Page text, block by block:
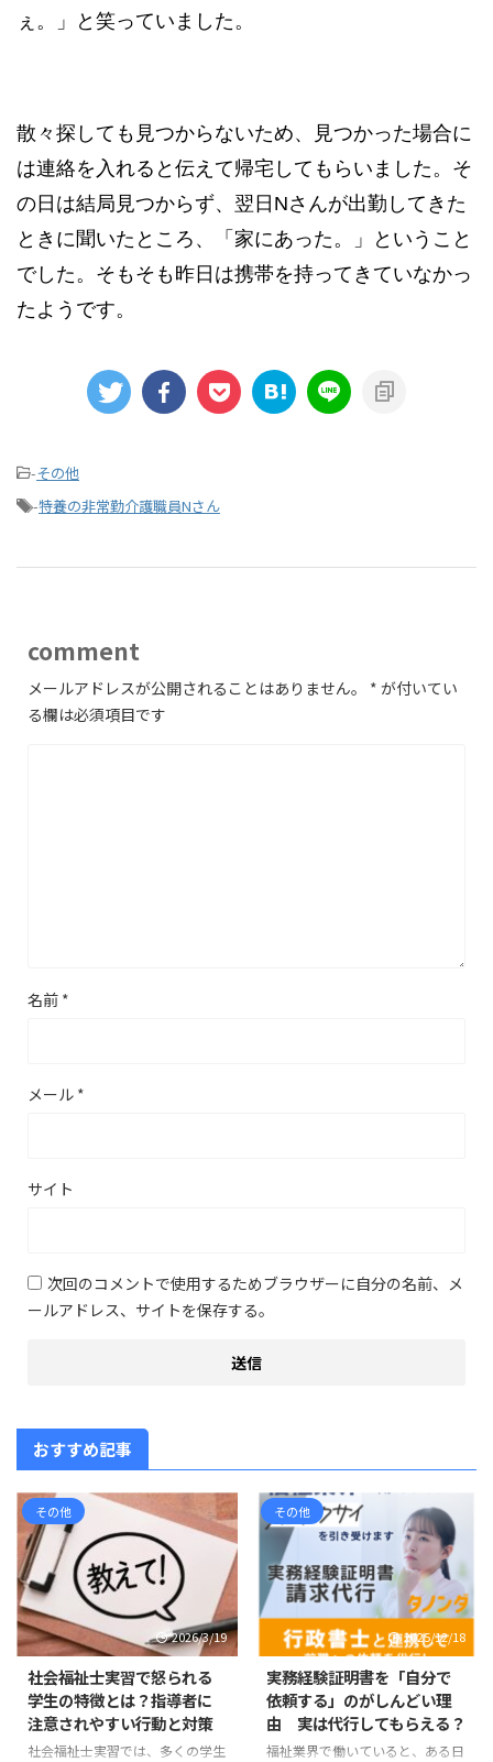
ぇ。」と笑っていました。
散々探しても見つからないため、見つかった場合に
は連絡を入れると伝えて帰宅してもらいました。そ
の日は結局見つからず、翌日Nさんが出勤してきた
ときに聞いたところ、「家にあった。」ということ
でした。そもそも昨日は携帯を持ってきていなかっ
たようです。
-その他
-特養の非常勤介護職員Nさん
comment
メールアドレスが公開されることはありません。 * が付いてい
る欄は必須項目です
名前 *
メール *
サイト
次回のコメントで使用するためブラウザーに自分の名前、メ
ールアドレス、サイトを保存する。
おすすめ記事
その他
2026/3/19
社会福祉士実習で怒られる
学生の特徴とは？指導者に
注意されやすい行動と対策
社会福祉士実習では、多くの学生
その他
2025/12/18
実務経験証明書を「自分で
依頼する」のがしんどい理
由 実は代行してもらえる？
福祉業界で働いていると、ある日